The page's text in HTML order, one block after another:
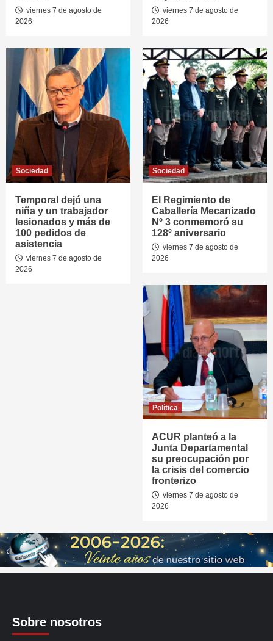
viernes 7 de agosto de
2026
viernes 7 de agosto de
2026
Sociedad
Temporal dejó una
niña y un trabajador
lesionados y más de
100 pedidos de
asistencia
viernes 7 de agosto de
2026
Sociedad
El Regimiento de
Caballería Mecanizado
Nº 3 conmemoró su
128º aniversario
viernes 7 de agosto de
2026
Política
ACUR planteó a la
Junta Departamental
su preocupación por
la crisis del comercio
fronterizo
viernes 7 de agosto de
2026
Sobre nosotros